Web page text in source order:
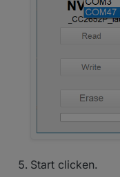
Start clicken.